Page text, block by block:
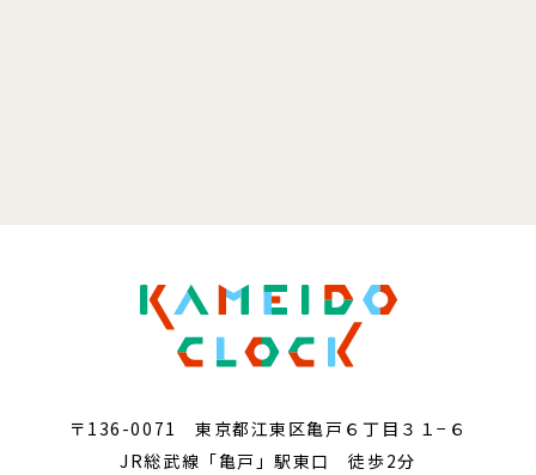
〒136-0071 東京都江東区亀戸６丁目３１−６
JR総武線「亀戸」駅東口 徒歩2分